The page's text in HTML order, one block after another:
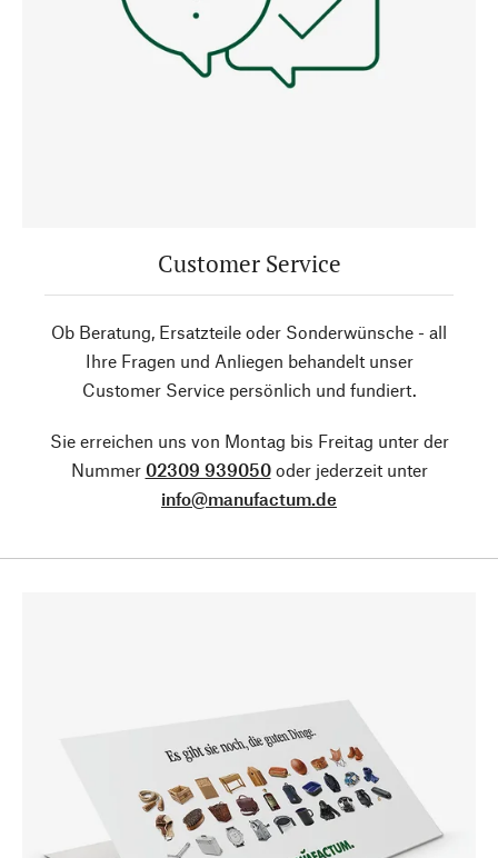
Customer Service
Ob Beratung, Ersatzteile oder Sonderwünsche - all
Ihre Fragen und Anliegen behandelt unser
Customer Service persönlich und fundiert.
Sie erreichen uns von Montag bis Freitag unter der
Nummer 02309 939050oder jederzeit unter
info@manufactum.de